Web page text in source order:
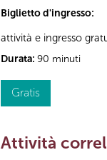
Biglietto d'ingresso:
attività e ingresso
Durata: 90 minuti
Gratis
Attività